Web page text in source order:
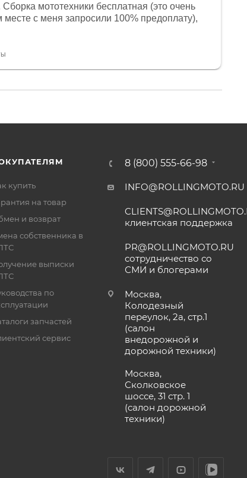
мототехники бесплатная (это очень
месте с меня запросили 100% предоплату),
всегда на связи, очень детально всё
купить
на товар
и возврат
собственника в
выписки
по
запчастей
сервис
8 (800) 555-66-98
INFO@ROLLINGMOTO.RU
клиентская поддержка
PR@ROLLINGMOTO.RU
сотрудничество со
СМИ и блогерами
Москва,
Колодезный
переулок, 2а, стр.1
(салон
внедорожной и
дорожной техники)
Москва,
Сколковское
шоссе, 31 стр. 1
(салон дорожной
техники)